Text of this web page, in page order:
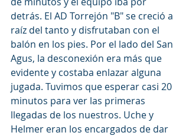
detrás. El AD Torrejón "B" se creció a
raíz del tanto y disfrutaban con el
balón en los pies. Por el lado del San
Agus, la desconexión era más que
evidente y costaba enlazar alguna
jugada. Tuvimos que esperar casi 20
minutos para ver las primeras
llegadas de los nuestros. Uche y
Helmer eran los encargados de dar